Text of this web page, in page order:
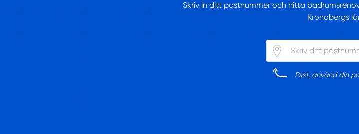
Skriv in ditt postnummer och hitta
Kronobergs
Psst, använd din